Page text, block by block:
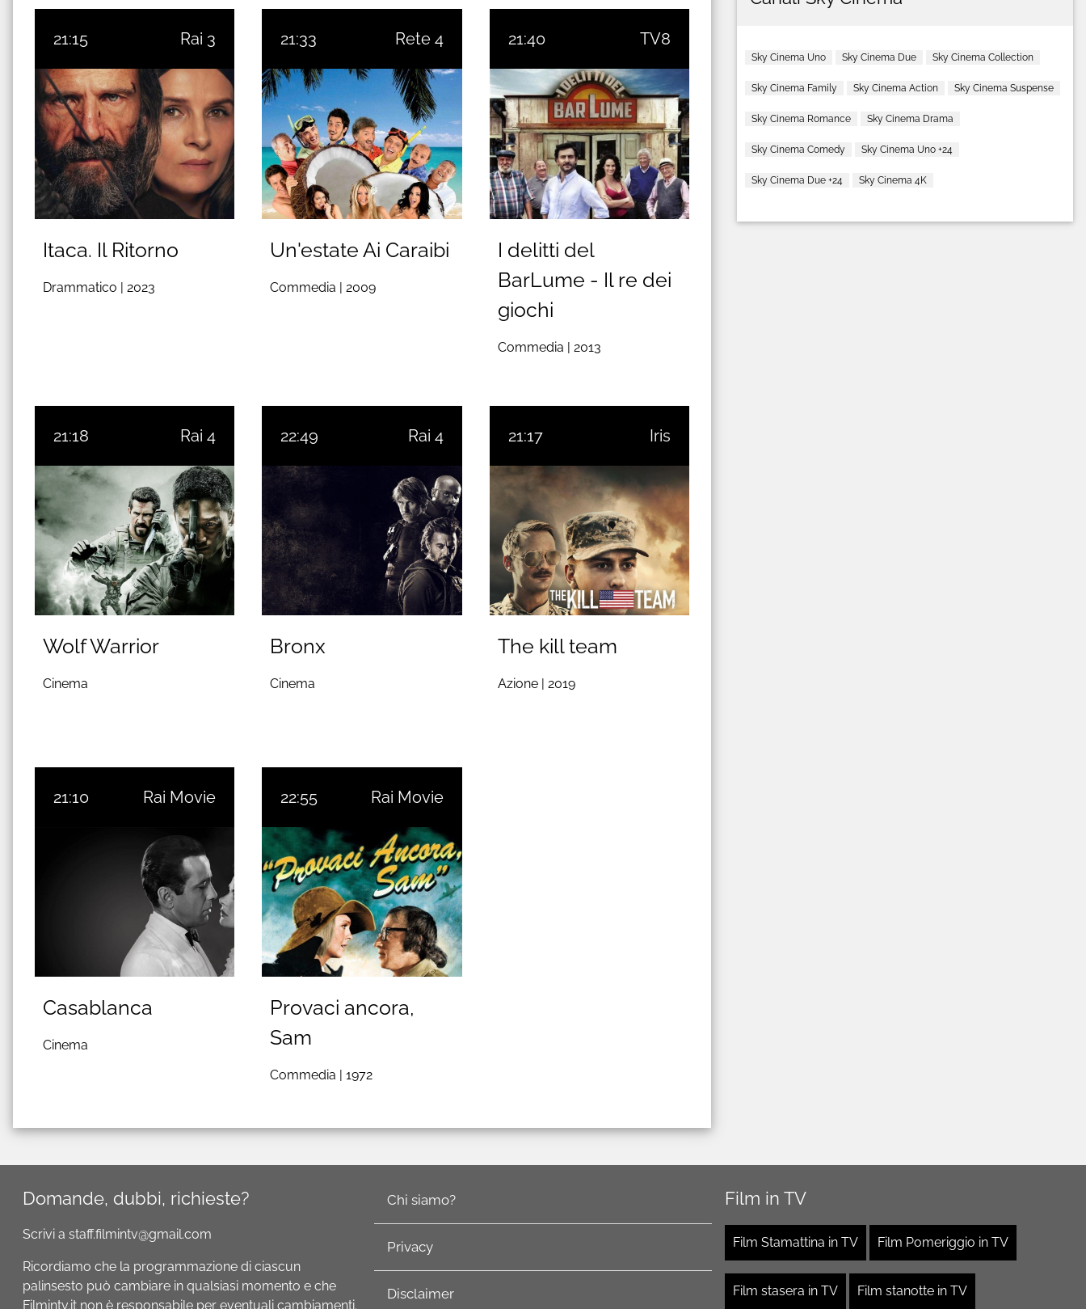
21:15 Rai 3
Itaca. Il Ritorno
Drammatico | 2023
21:33 Rete 4
Un'estate Ai Caraibi
Commedia | 2009
21:40 TV8
I delitti del
BarLume - Il re dei
giochi
Commedia | 2013
21:18 Rai 4
Wolf Warrior
Cinema
22:49 Rai 4
Bronx
Cinema
21:17 Iris
The kill team
Azione | 2019
21:10 Rai Movie
Casablanca
Cinema
22:55 Rai Movie
Provaci ancora,
Sam
Commedia |1972
Sky Cinema Uno Sky Cinema Due Sky Cinema Collection
Sky Cinema Family Sky Cinema Action Sky Cinema Suspense
Sky Cinema Romance Sky Cinema Drama
Sky Cinema Comedy Sky Cinema Uno +24
Sky Cinema Due +24 Sky Cinema 4K
Domande, dubbi, richieste?
Scrivi a staff.filmintv@gmail.com
Ricordiamo che la programmazione di ciascun
palinsesto può cambiare in qualsiasi momento e che
Filmintv.it non è responsabile per eventuali cambiamenti.
Chi siamo?
Privacy
Disclaimer
Film in TV
Film Stamattina in TV Film Pomeriggio in TV
Film stasera in TV Film stanotte in TV